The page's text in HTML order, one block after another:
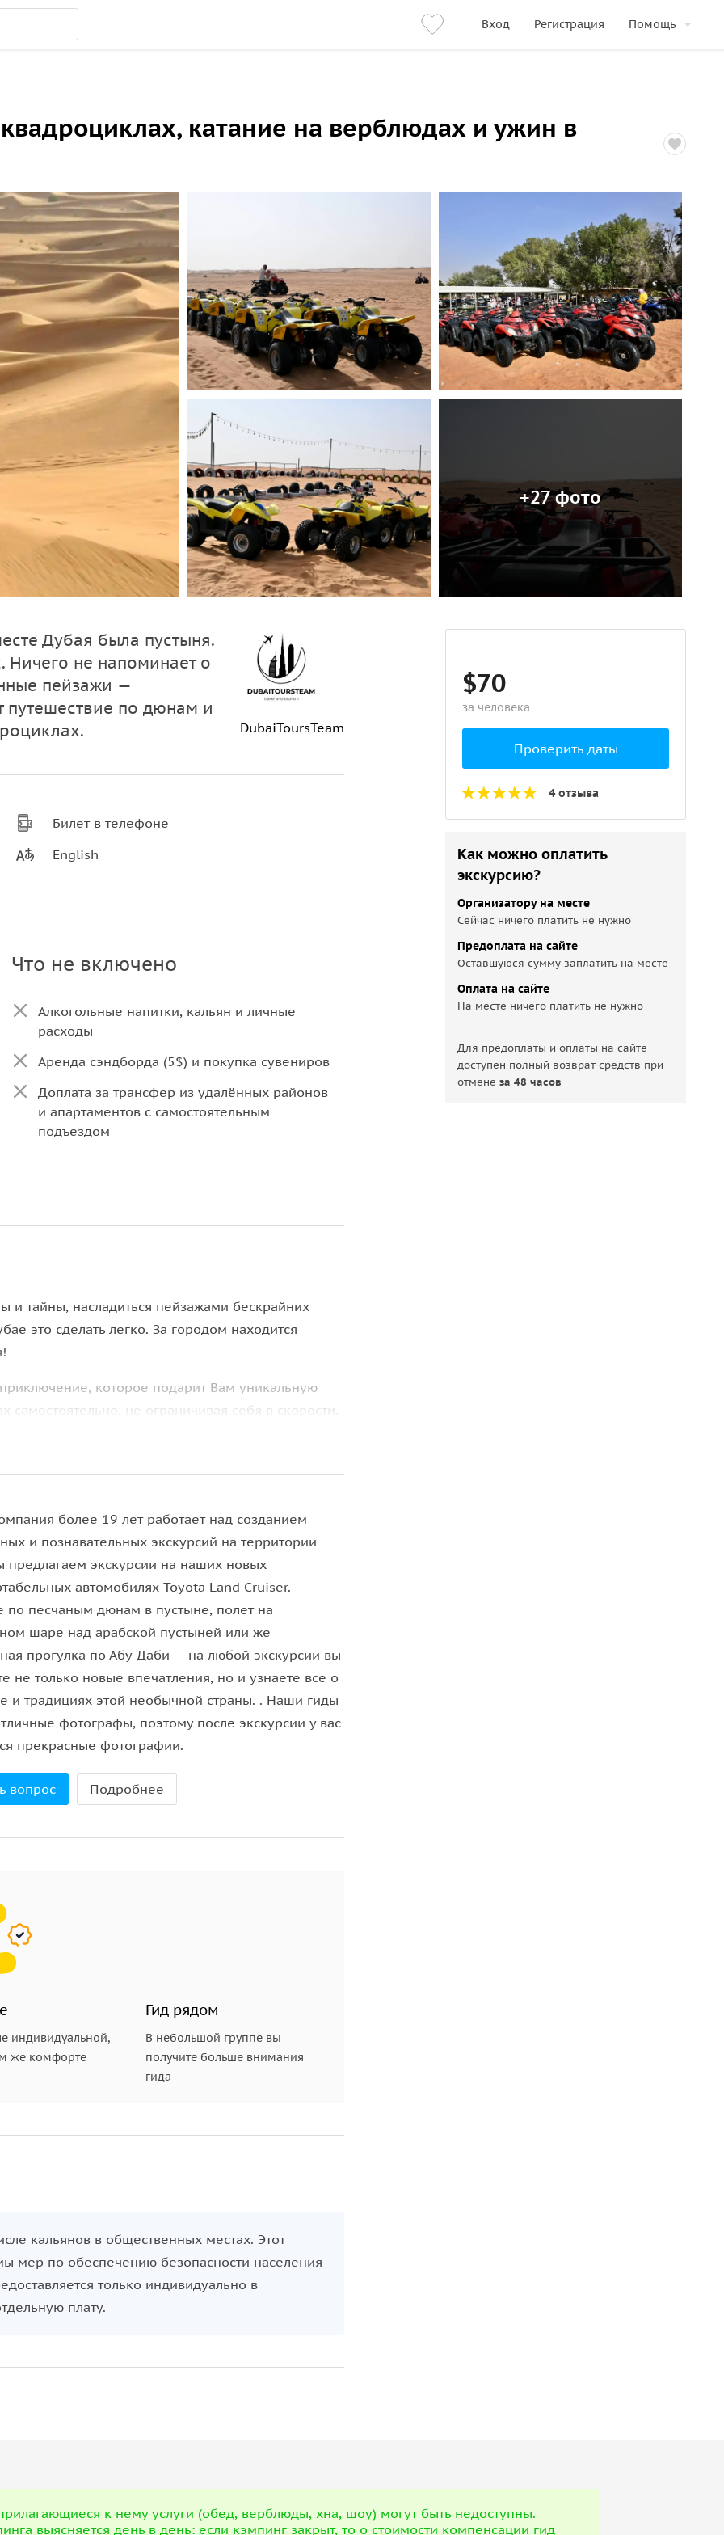
Вход Регистрация Помощь
катание на верблюдах и ужин в
+27 фото
Дубая была пустыня.
Ничего не напоминает о
пейзажи —
путешествие по дюнам и
DubaiToursTeam
Билет в телефоне
English
Что не включено
Алкогольные напитки, кальян и личные
расходы
Аренда сэндборда (5$) и покупка сувениров
Доплата за трансфер из удалённых районов
и апартаментов с самостоятельным
подъездом
и тайны, насладиться пейзажами бескрайних
это сделать легко. За городом находится
которое подарит Вам уникальную
не ограничивая себя в скорости.
всем любителям экстремального отдыха, а так
от типа билета — либо в огороженной зоне, либо
круг), роспись хной (небольшой рисунок),
Рамадана танец живота не проводится.
по предварительному запросу за доплату.
Maha Resort, Bab al-Shams, Jebel Ali, Investment
Dubai Motor City.
— предоплата 25%.
прохладно — рекомендуем взять тёплую одежду.
более 19 лет работает над созданием
и познавательных экскурсий на территории
экскурсии на наших новых
автомобилях Toyota Land Cruiser.
по песчаным дюнам в пустыне, полет на
шаре над арабской пустыней или же
прогулка по Абу-Даби — на любой экскурсии вы
не только новые впечатления, но и узнаете все о
и традициях этой необычной страны. . Наши гиды
фотографы, поэтому после экскурсии у вас
прекрасные фотографии.
вопрос Подробнее
индивидуальной,
же комфорте
Гид рядом
В небольшой группе вы
получите больше внимания
гида
кальянов в общественных местах. Этот
мер по обеспечению безопасности населения
только индивидуально в
плату.
$70
за человека
Проверить даты
4 отзыва
Как можно оплатить
экскурсию?
Организатору на месте
Сейчас ничего платить не нужно
Предоплата на сайте
Оставшуюся сумму заплатить на месте
Оплата на сайте
На месте ничего платить не нужно
Для предоплаты и оплаты на сайте
доступен полный возврат средств при
отменеза 48 часов
к нему услуги (обед, верблюды, хна, шоу) могут быть недоступны.
выясняется день в день: если кэмпинг закрыт, то о стоимости компенсации гид